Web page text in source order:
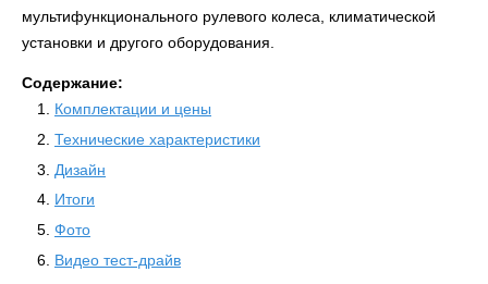
мультифункционального рулевого колеса, климатической
установки и другого оборудования.
Содержание:
Комплектации и цены
Технические характеристики
Дизайн
Итоги
Фото
Видео тест-драйв